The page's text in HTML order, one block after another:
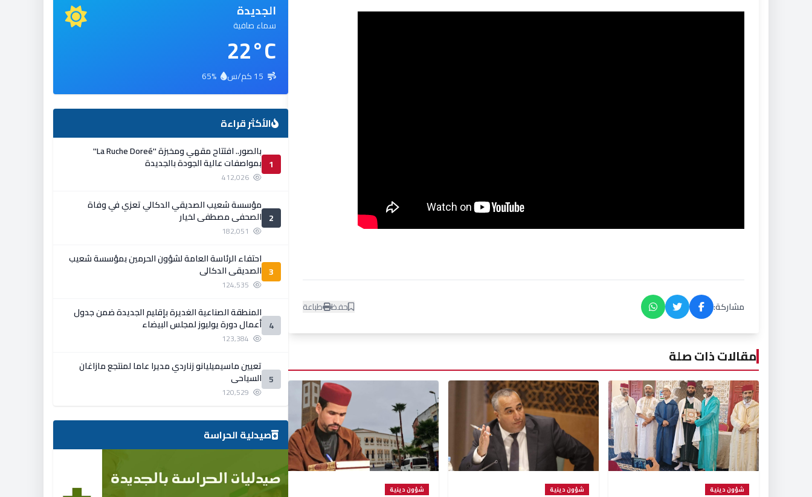
مشاركة: حفظ طباعة
مقالات ذات صلة
شؤون دينية شؤون دينية شؤون دينية
الجديدة
سماء صافية
22°C
الأكثر قراءة
1
بالصور.. افتتاح مقهي ومخبزة ''La Ruche Doreé''
بمواصفات عالية الجودة بالجديدة
2
مؤسسة شعيب الصديقي الدكالي تعزي في وفاة
الصحفي مصطفى لخيار
3
احتفاء الرئاسة العامة لشؤون الحرمين بمؤسسة شعيب
الصديقي الدكالي
4
المنطقة الصناعية الغديرة بإقليم الجديدة ضمن جدول
أعمال دورة يوليوز لمجلس البيضاء
5
تعيين ماسيميليانو زناردي مديرا عاما لمنتجع مازاغان
السياحي
صيدلية الحراسة